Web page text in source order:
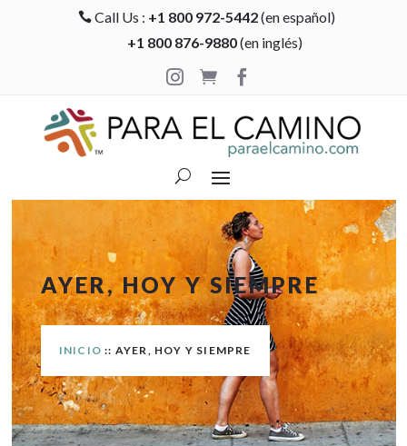
 Call Us : +1 800 972-5442(en español)
+1 800 876-9880(en inglés)

 
AYER, HOY Y SIEMPRE
INICIO :: AYER, HOY Y SIEMPRE